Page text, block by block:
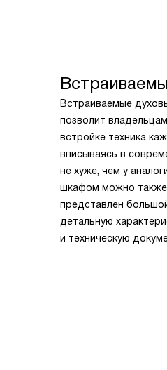
Встраиваемые
позволит
встройке техника
вписываясь в
не хуже, чем у
шкафом можно также
представлен
детальную
и техническую